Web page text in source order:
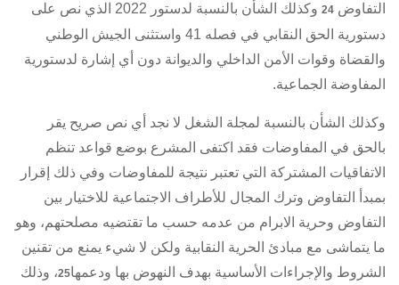
التفاوض 24 وكذلك الشأن بالنسبة لدستور 2022
الذي نص على
دستورية الحق النقابي في فصله 41 واستثنى الجيش الوطني
والقضاة وقوات الأمن الداخلي والديوانة دون أي إشارة لدستورية
المفاوضة الجماعية.
وكذلك الشأن بالنسبة لمجلة الشغل لا نجد أي نص صريح يقر
بالحق في المفاوضات فقد اكتفى المشرع بوضع قواعد تنظم
الاتفاقيات المشتركة التي تعتبر نتيجة للمفاوضات وفي ذلك إقرار
بمبدأ التفاوض وترك المجال للأطراف الاجتماعية للاختيار بين
التفاوض وحرية الابرام من عدمه حسب ما تقتضيه مصلحتهم، وهو
ما يتماشى مع مبادئ الحرية النقابية ولكن لا شيء يمنع من تقنين
الشروط والإجراءات الأساسية بهدف النهوض بها ودعمها25، وذلك